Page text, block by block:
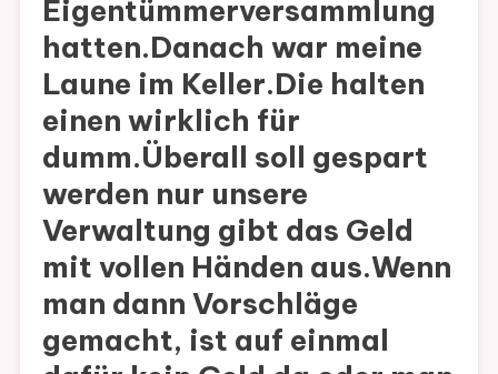
Eigentümmerversammlung
hatten.Danach war meine
Laune im Keller.Die halten
einen wirklich für
dumm.Überall soll gespart
werden nur unsere
Verwaltung gibt das Geld
mit vollen Händen aus.Wenn
man dann Vorschläge
gemacht, ist auf einmal